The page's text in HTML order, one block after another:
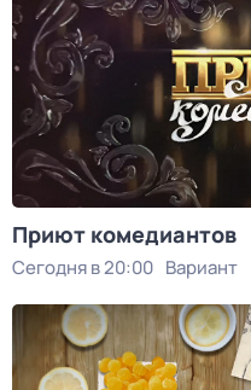
Приют комедиантов
Сегодня в 20:00 Вариант